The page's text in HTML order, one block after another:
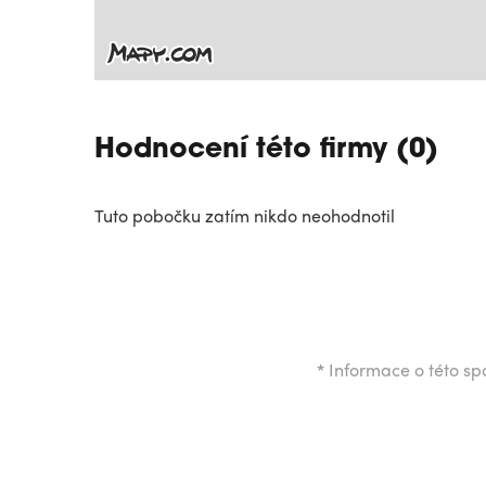
Hodnocení této firmy (0)
Tuto pobočku zatím nikdo neohodnotil
* Informace o této